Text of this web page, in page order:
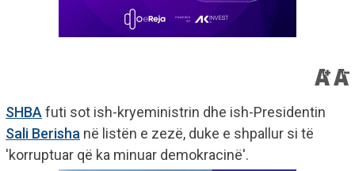
SHBA futi sot ish-kryeministrin dhe ish-Presidentin
Sali Berisha në listën e zezë, duke e shpallur si të
'korruptuar që ka minuar demokracinë'.